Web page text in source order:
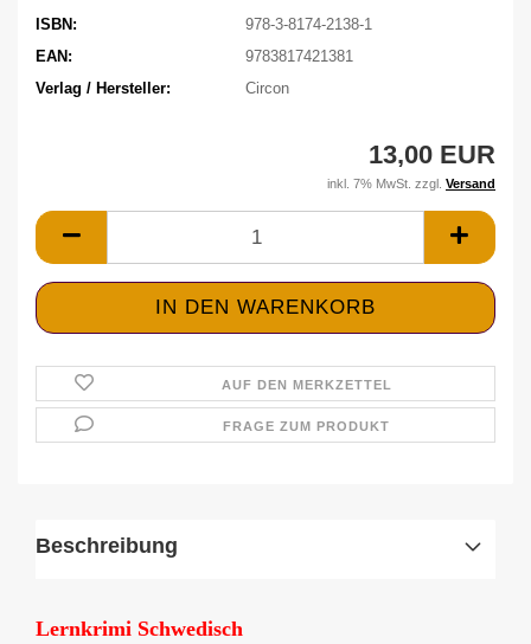
ISBN:
978-3-8174-2138-1
EAN:
9783817421381
Verlag / Hersteller:
Circon
13,00 EUR
inkl. 7% MwSt. zzgl. Versand
AUF DEN MERKZETTEL
FRAGE ZUM PRODUKT
Beschreibung
Lernkrimi Schwedisch